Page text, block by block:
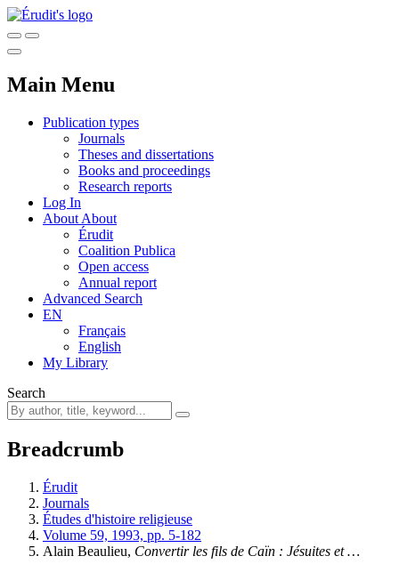
Main Menu
Publication types
Journals
Theses and dissertations
Books and proceedings
Research reports
Log In
About About
Érudit
Coalition Publica
Open access
Annual report
Advanced Search
EN
Français
English
My Library
Search
Breadcrumb
Érudit
Journals
Études d'histoire religieuse
Volume 59, 1993, pp. 5-182
Alain Beaulieu, Convertir les fils de Caïn : Jésuites et …